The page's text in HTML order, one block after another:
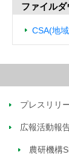
ファイル
CSA(地
プレスリリ
広報活動報
農研機構